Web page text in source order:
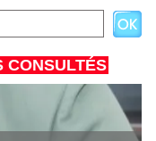
CONSULTÉS